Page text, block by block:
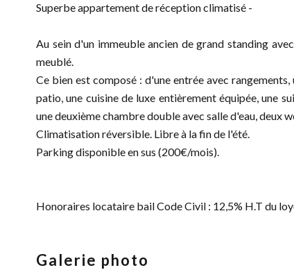
Superbe appartement de réception climatisé -
Au sein d'un immeuble ancien de grand standing
meublé.
Ce bien est composé : d'une entrée avec
patio, une cuisine de luxe entièrement équipée, une
une deuxième chambre double avec salle d'eau, deux
Climatisation réversible. Libre à la fin de l'été.
Parking disponible en sus (200€/mois).
Honoraires locataire bail Code Civil : 12,5% H.T du
Galerie photo